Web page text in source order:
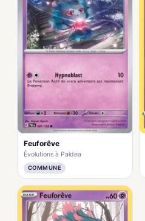
Feuforêve
Évolutions à Paldea
COMMUNE